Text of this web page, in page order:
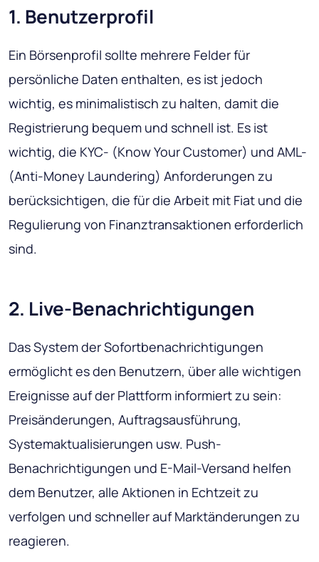
1. Benutzerprofil
Ein Börsenprofil sollte mehrere Felder für
persönliche Daten enthalten, es ist jedoch
wichtig, es minimalistisch zu halten, damit die
Registrierung bequem und schnell ist. Es ist
wichtig, die KYC- (Know Your Customer) und AML-
(Anti-Money Laundering) Anforderungen zu
berücksichtigen, die für die Arbeit mit Fiat und die
Regulierung von Finanztransaktionen erforderlich
sind.
2. Live-Benachrichtigungen
Das System der Sofortbenachrichtigungen
ermöglicht es den Benutzern, über alle wichtigen
Ereignisse auf der Plattform informiert zu sein:
Preisänderungen, Auftragsausführung,
Systemaktualisierungen usw. Push-
Benachrichtigungen und E-Mail-Versand helfen
dem Benutzer, alle Aktionen in Echtzeit zu
verfolgen und schneller auf Marktänderungen zu
reagieren.